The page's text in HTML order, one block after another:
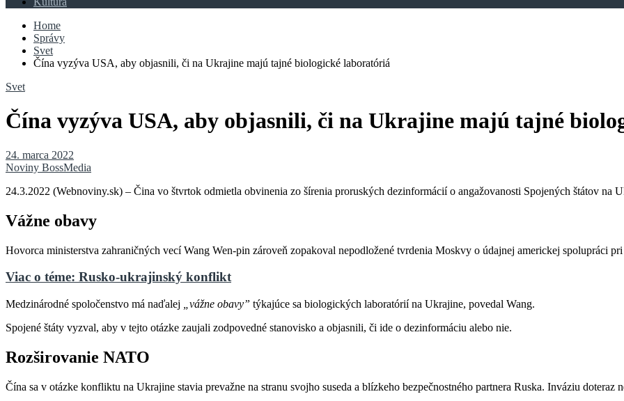
Home
Správy
Svet
Čína vyzýva USA, aby objasnili, či na Ukrajine majú tajné biologické laboratóriá
Svet
Čína vyzýva USA, aby objasnili, či na Ukrajine majú tajné
24. marca 2022
Noviny BossMedia
24.3.2022 (Webnoviny.sk) – Čina vo štvrtok odmietla obvinenia zo šírenia proruských dezinformácií o angažovanosti Spojených štátov na
Vážne obavy
Hovorca ministerstva zahraničných vecí Wang Wen-pin zároveň zopakoval nepodložené tvrdenia Moskvy o údajnej americkej spolupráci
Viac o téme: Rusko-ukrajinský konflikt
Medzinárodné spoločenstvo má naďalej „vážne obavy” týkajúce sa biologických laboratórií na Ukrajine, povedal Wang.
Spojené štáty vyzval, aby v tejto otázke zaujali zodpovedné stanovisko a objasnili, či ide o dezinformáciu alebo nie.
Rozširovanie NATO
Čína sa v otázke konfliktu na Ukrajine stavia prevažne na stranu svojho suseda a blízkeho bezpečnostného partnera Ruska. Inváziu